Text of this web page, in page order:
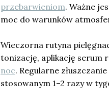
przebarwieniom. Ważne
moc do warunków
Wieczorna rutyna
tonizację, aplikację serum
noc. Regularne
stosowanym 1–2 razy w